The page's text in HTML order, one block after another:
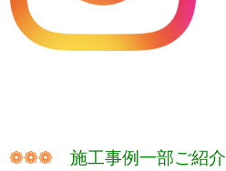
❁❁❁ 施工事例一部ご紹介